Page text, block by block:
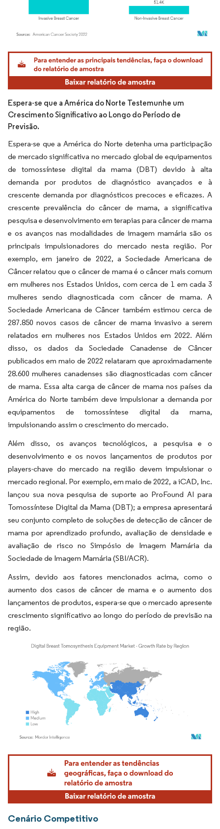
Imagem © Mordor Intelligence. O reuso requer atribuição conforme CC BY 4.0.
Espera-se que a América do Norte Testemunhe um
Crescimento Significativo ao Longo do Período de
Previsão.
Espera-se que a América do Norte detenha uma participação
de mercado significativa no mercado global de equipamentos
de tomossíntese digital da mama (DBT) devido à alta
demanda por produtos de diagnóstico avançados e à
crescente demanda por diagnósticos precoces e eficazes. A
crescente prevalência do câncer de mama, a significativa
pesquisa e desenvolvimento em terapias para câncer de mama
e os avanços nas modalidades de imagem mamária são os
principais impulsionadores do mercado nesta região. Por
exemplo, em janeiro de 2022, a Sociedade Americana de
Câncer relatou que o câncer de mama é o câncer mais comum
em mulheres nos Estados Unidos, com cerca de 1 em cada 3
mulheres sendo diagnosticada com câncer de mama. A
Sociedade Americana de Câncer também estimou cerca de
287.850 novos casos de câncer de mama invasivo a serem
relatados em mulheres nos Estados Unidos em 2022. Além
disso, os dados da Sociedade Canadense de Câncer
publicados em maio de 2022 relataram que aproximadamente
28.600 mulheres canadenses são diagnosticadas com câncer
de mama. Essa alta carga de câncer de mama nos países da
América do Norte também deve impulsionar a demanda por
equipamentos de tomossíntese digital da mama,
impulsionando assim o crescimento do mercado.
Além disso, os avanços tecnológicos, a pesquisa e o
desenvolvimento e os novos lançamentos de produtos por
players-chave do mercado na região devem impulsionar o
mercado regional. Por exemplo, em maio de 2022, a iCAD, Inc.
lançou sua nova pesquisa de suporte ao ProFound AI para
Tomossíntese Digital da Mama (DBT); a empresa apresentará
seu conjunto completo de soluções de detecção de câncer de
mama por aprendizado profundo, avaliação de densidade e
avaliação de risco no Simpósio de Imagem Mamária da
Sociedade de Imagem Mamária (SBI/ACR).
Assim, devido aos fatores mencionados acima, como o
aumento dos casos de câncer de mama e o aumento dos
lançamentos de produtos, espera-se que o mercado apresente
crescimento significativo ao longo do período de previsão na
região.
Imagem © Mordor Intelligence. O reuso requer atribuição conforme CC BY 4.0.
Cenário Competitivo